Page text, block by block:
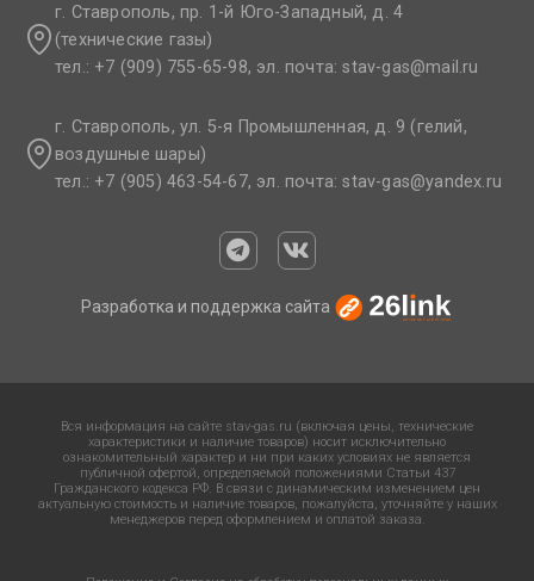
г. Ставрополь, пр. 1-й Юго-Западный, д. 4
(технические газы)
тел.: +7 (909) 755-65-98, эл. почта: stav-gas@mail.ru​
г. Ставрополь, ул. 5-я Промышленная, д. 9 (гелий,
воздушные шары)
тел.: +7 (905) 463-54-67, эл. почта: stav-gas@yandex.ru​
Разработка и поддержка сайта
Вся информация на сайте stav-gas.ru (включая цены, технические
характеристики и наличие товаров) носит исключительно
ознакомительный характер и ни при каких условиях не является
публичной офертой, определяемой положениями Статьи 437
Гражданского кодекса РФ. В связи с динамическим изменением цен
актуальную стоимость и наличие товаров, пожалуйста, уточняйте у наших
менеджеров перед оформлением и оплатой заказа.